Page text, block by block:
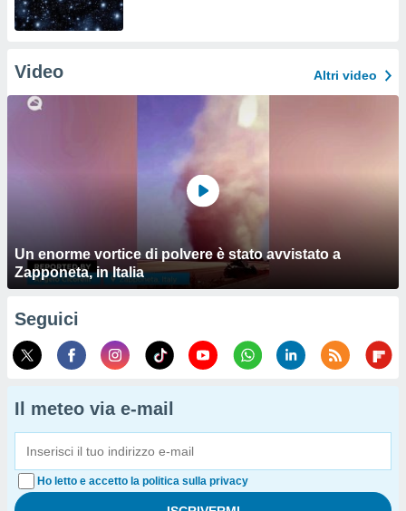
Video Altri video
Un enorme vortice di polvere è stato avvistato a
Zapponeta, in Italia
Seguici
Il meteo via e-mail
Ho letto e accetto la politica sulla privacy